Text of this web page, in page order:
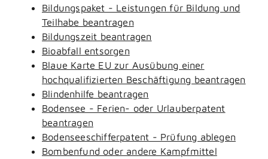
Bildungspaket - Leistungen für Bildung und
Teilhabe beantragen
Bildungszeit beantragen
Bioabfall entsorgen
Blaue Karte EU zur Ausübung einer
hochqualifizierten Beschäftigung beantragen
Blindenhilfe beantragen
Bodensee - Ferien- oder Urlauberpatent
beantragen
Bodenseeschifferpatent - Prüfung ablegen
Bombenfund oder andere Kampfmittel